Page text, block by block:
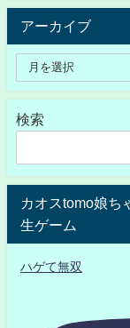
アーカイブ
検索
カオスtomo娘ち
生ゲーム
ハゲて無双